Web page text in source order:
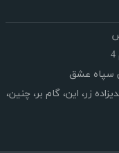
سپاه عشق
زر، این، گام بر، چنین،